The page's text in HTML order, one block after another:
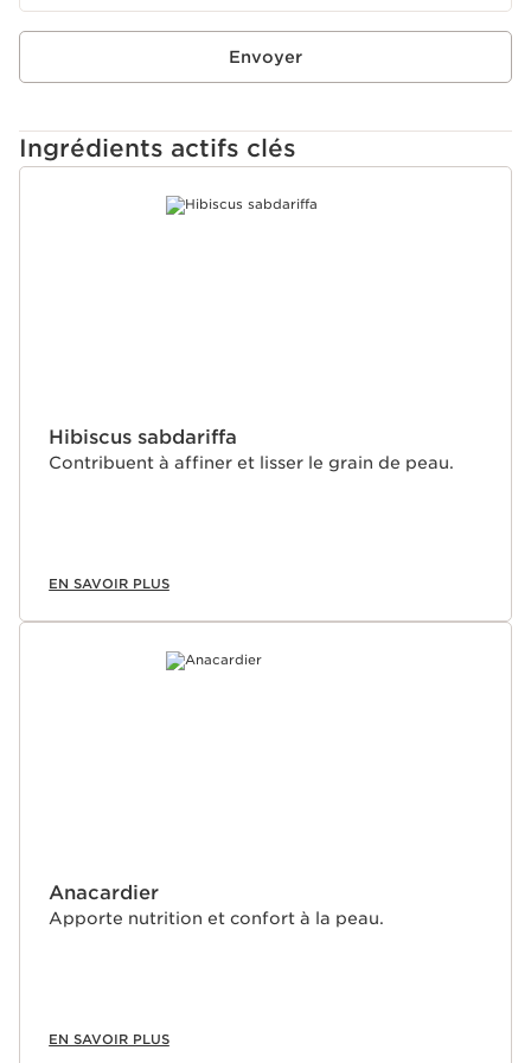
Clarins a utilisé pour la première fois dans un soin corps
un tripeptide anti-âge : le [PRO-COLLAGEN
TRIPEPTIDE] qui multiplie la production de collagène
Envoyer
Ingrédients actifs clés
ALLER AU CONTENU
Hibiscus sabdariffa
Contribuent à affiner et lisser le grain de peau.
EN SAVOIR PLUS
Anacardier
Apporte nutrition et confort à la peau.
EN SAVOIR PLUS